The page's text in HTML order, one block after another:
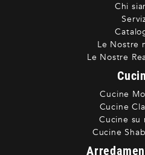
Chi
Le Nostre
Le Nostre
Cucine
Cucine
Cucine su
Cucine